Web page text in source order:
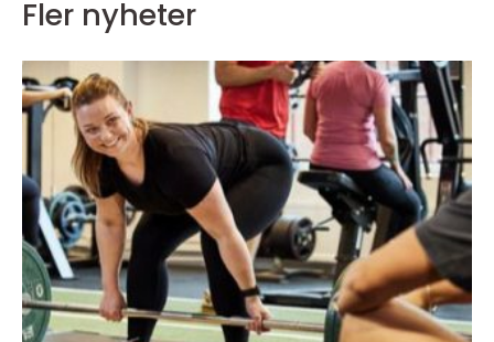
Fler nyheter